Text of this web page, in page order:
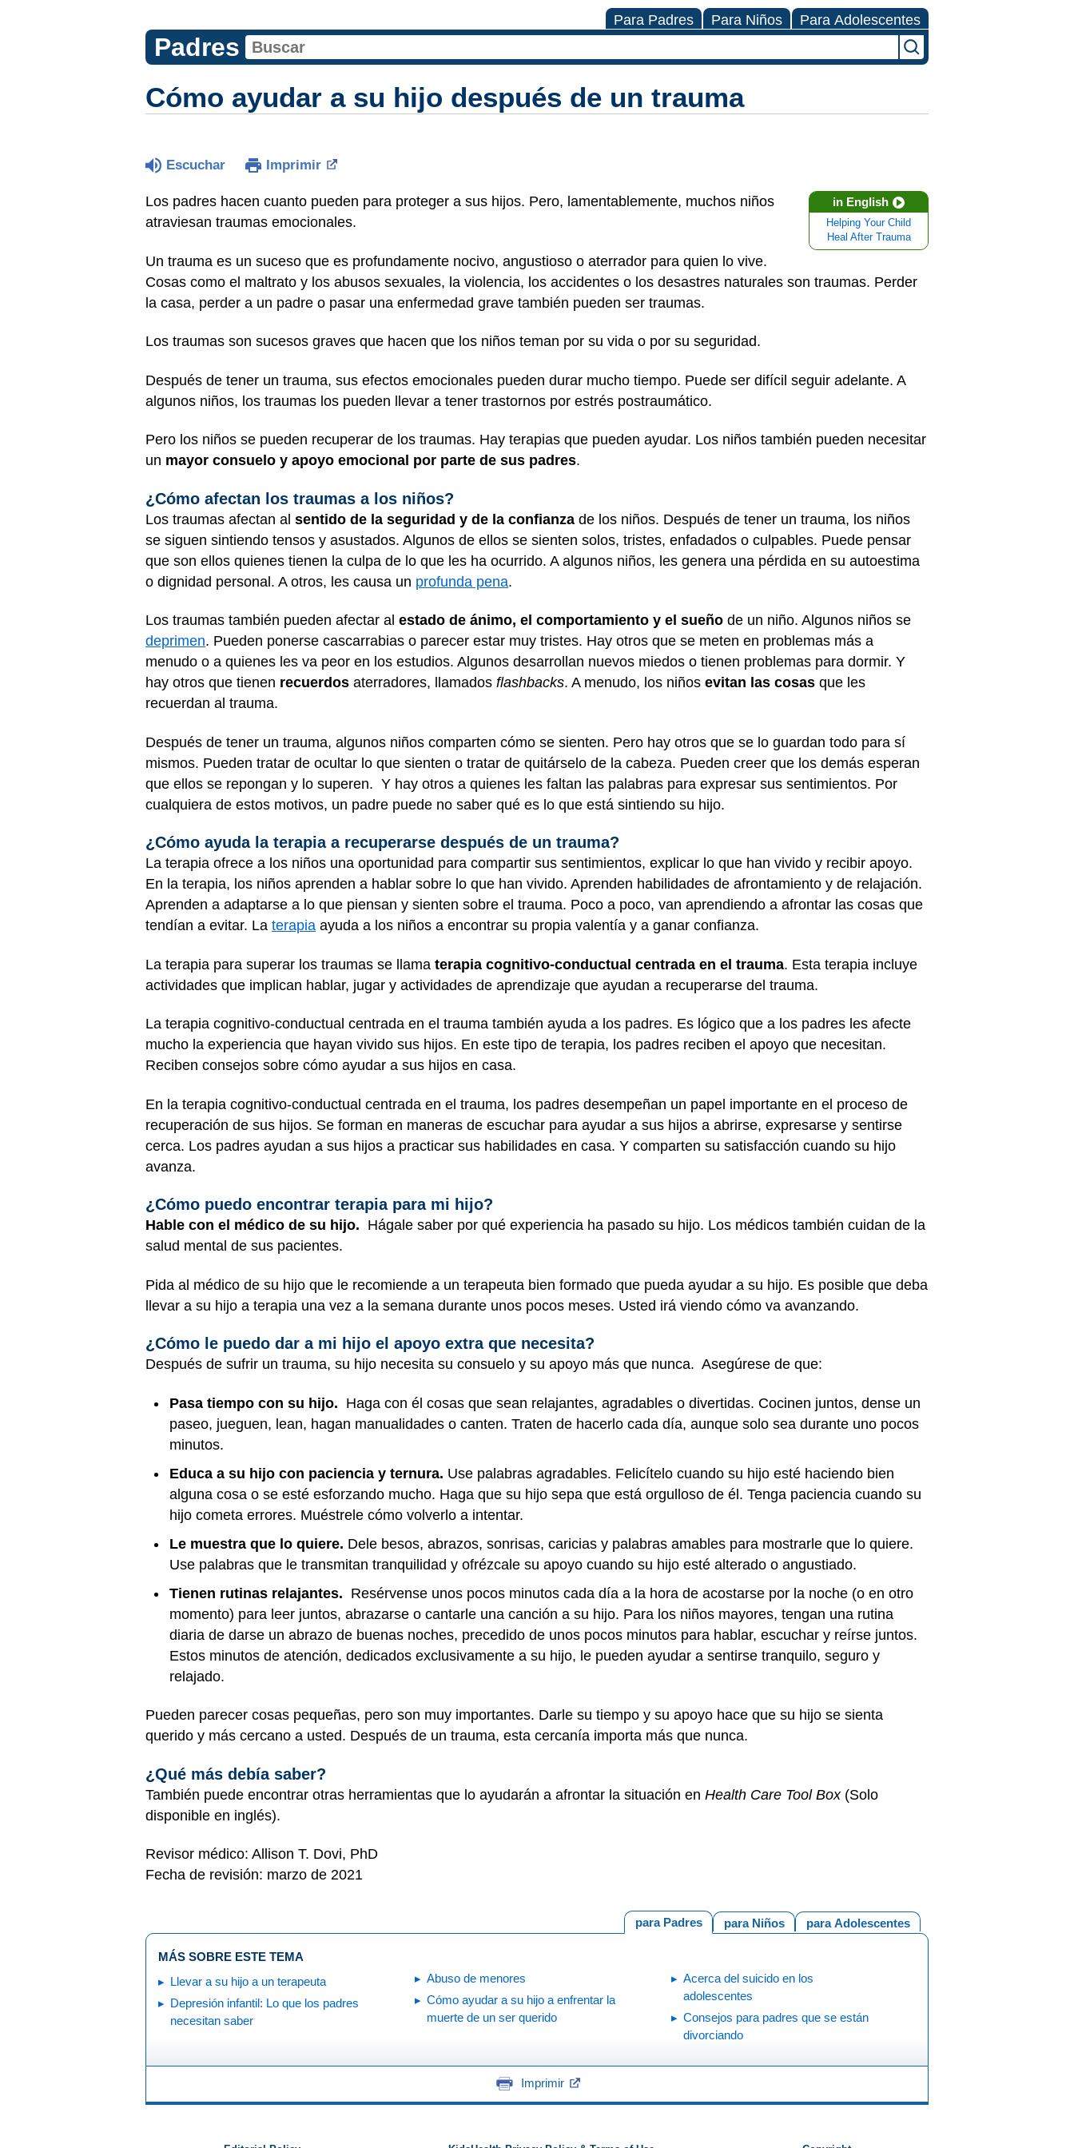
Para Padres Para Niños Para Adolescentes
Padres
Cómo ayudar a su hijo después de un trauma
Escuchar Imprimir
in English
Helping Your Child
Heal After Trauma
Los padres hacen cuanto pueden para proteger a sus hijos. Pero, lamentablemente, muchos niños
atraviesan traumas emocionales.
Un trauma es un suceso que es profundamente nocivo, angustioso o aterrador para quien lo vive.
Cosas como el maltrato y los abusos sexuales, la violencia, los accidentes o los desastres naturales son traumas. Perder
la casa, perder a un padre o pasar una enfermedad grave también pueden ser traumas.
Los traumas son sucesos graves que hacen que los niños teman por su vida o por su seguridad.
Después de tener un trauma, sus efectos emocionales pueden durar mucho tiempo. Puede ser difícil seguir adelante. A
algunos niños, los traumas los pueden llevar a tener trastornos por estrés postraumático.
Pero los niños se pueden recuperar de los traumas. Hay terapias que pueden ayudar. Los niños también pueden necesitar
un mayor consuelo y apoyo emocional por parte de sus padres.
¿Cómo afectan los traumas a los niños?
Los traumas afectan al sentido de la seguridad y de la confianza de los niños. Después de tener un trauma, los niños
se siguen sintiendo tensos y asustados. Algunos de ellos se sienten solos, tristes, enfadados o culpables. Puede pensar
que son ellos quienes tienen la culpa de lo que les ha ocurrido. A algunos niños, les genera una pérdida en su autoestima
o dignidad personal. A otros, les causa un profunda pena.
Los traumas también pueden afectar al estado de ánimo, el comportamiento y el sueño de un niño. Algunos niños se
deprimen. Pueden ponerse cascarrabias o parecer estar muy tristes. Hay otros que se meten en problemas más a
menudo o a quienes les va peor en los estudios. Algunos desarrollan nuevos miedos o tienen problemas para dormir. Y
hay otros que tienen recuerdos aterradores, llamados flashbacks. A menudo, los niños evitan las cosas que les
recuerdan al trauma.
Después de tener un trauma, algunos niños comparten cómo se sienten. Pero hay otros que se lo guardan todo para sí
mismos. Pueden tratar de ocultar lo que sienten o tratar de quitárselo de la cabeza. Pueden creer que los demás esperan
que ellos se repongan y lo superen. Y hay otros a quienes les faltan las palabras para expresar sus sentimientos. Por
cualquiera de estos motivos, un padre puede no saber qué es lo que está sintiendo su hijo.
¿Cómo ayuda la terapia a recuperarse después de un trauma?
La terapia ofrece a los niños una oportunidad para compartir sus sentimientos, explicar lo que han vivido y recibir apoyo.
En la terapia, los niños aprenden a hablar sobre lo que han vivido. Aprenden habilidades de afrontamiento y de relajación.
Aprenden a adaptarse a lo que piensan y sienten sobre el trauma. Poco a poco, van aprendiendo a afrontar las cosas que
tendían a evitar. La terapia ayuda a los niños a encontrar su propia valentía y a ganar confianza.
La terapia para superar los traumas se llama terapia cognitivo-conductual centrada en el trauma. Esta terapia incluye
actividades que implican hablar, jugar y actividades de aprendizaje que ayudan a recuperarse del trauma.
La terapia cognitivo-conductual centrada en el trauma también ayuda a los padres. Es lógico que a los padres les afecte
mucho la experiencia que hayan vivido sus hijos. En este tipo de terapia, los padres reciben el apoyo que necesitan.
Reciben consejos sobre cómo ayudar a sus hijos en casa.
En la terapia cognitivo-conductual centrada en el trauma, los padres desempeñan un papel importante en el proceso de
recuperación de sus hijos. Se forman en maneras de escuchar para ayudar a sus hijos a abrirse, expresarse y sentirse
cerca. Los padres ayudan a sus hijos a practicar sus habilidades en casa. Y comparten su satisfacción cuando su hijo
avanza.
¿Cómo puedo encontrar terapia para mi hijo?
Hable con el médico de su hijo. Hágale saber por qué experiencia ha pasado su hijo. Los médicos también cuidan de la
salud mental de sus pacientes.
Pida al médico de su hijo que le recomiende a un terapeuta bien formado que pueda ayudar a su hijo. Es posible que deba
llevar a su hijo a terapia una vez a la semana durante unos pocos meses. Usted irá viendo cómo va avanzando.
¿Cómo le puedo dar a mi hijo el apoyo extra que necesita?
Después de sufrir un trauma, su hijo necesita su consuelo y su apoyo más que nunca. Asegúrese de que:
Pasa tiempo con su hijo. Haga con él cosas que sean relajantes, agradables o divertidas. Cocinen juntos, dense un
paseo, jueguen, lean, hagan manualidades o canten. Traten de hacerlo cada día, aunque solo sea durante uno pocos
minutos.
Educa a su hijo con paciencia y ternura. Use palabras agradables. Felicítelo cuando su hijo esté haciendo bien
alguna cosa o se esté esforzando mucho. Haga que su hijo sepa que está orgulloso de él. Tenga paciencia cuando su
hijo cometa errores. Muéstrele cómo volverlo a intentar.
Le muestra que lo quiere. Dele besos, abrazos, sonrisas, caricias y palabras amables para mostrarle que lo quiere.
Use palabras que le transmitan tranquilidad y ofrézcale su apoyo cuando su hijo esté alterado o angustiado.
Tienen rutinas relajantes. Resérvense unos pocos minutos cada día a la hora de acostarse por la noche (o en otro
momento) para leer juntos, abrazarse o cantarle una canción a su hijo. Para los niños mayores, tengan una rutina
diaria de darse un abrazo de buenas noches, precedido de unos pocos minutos para hablar, escuchar y reírse juntos.
Estos minutos de atención, dedicados exclusivamente a su hijo, le pueden ayudar a sentirse tranquilo, seguro y
relajado.
Pueden parecer cosas pequeñas, pero son muy importantes. Darle su tiempo y su apoyo hace que su hijo se sienta
querido y más cercano a usted. Después de un trauma, esta cercanía importa más que nunca.
¿Qué más debía saber?
También puede encontrar otras herramientas que lo ayudarán a afrontar la situación en Health Care Tool Box (Solo
disponible en inglés).
Revisor médico: Allison T. Dovi, PhD
Fecha de revisión: marzo de 2021
para Adolescentes
para Niños
para Padres
MÁS SOBRE ESTE TEMA
Llevar a su hijo a un terapeuta
Depresión infantil: Lo que los padres
necesitan saber
Abuso de menores
Cómo ayudar a su hijo a enfrentar la
muerte de un ser querido
Acerca del suicido en los
adolescentes
Consejos para padres que se están
divorciando
Imprimir